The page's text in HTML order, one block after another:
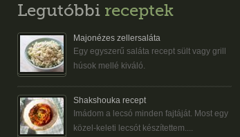
Legutóbbi receptek
Majonézes zellersaláta
Egy egyszerű saláta recept sült vagy grill
húsok mellé kiváló.
Shakshouka recept
Imádom a lecsó minden fajtáját. Most egy
közel-keleti lecsót készítettem....